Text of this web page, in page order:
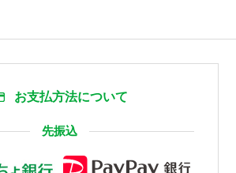
お支払方法について
先振込